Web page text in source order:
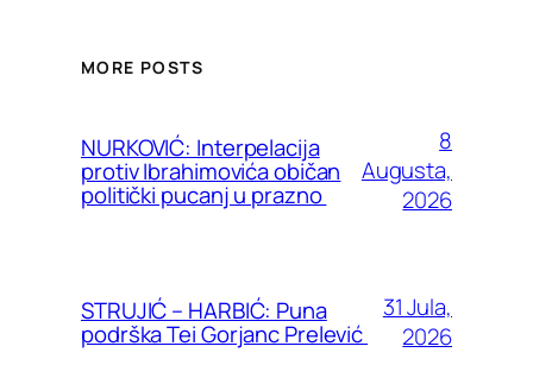
MORE POSTS
NURKOVIĆ: Interpelacija
protiv Ibrahimovića običan
politički pucanj u prazno
8
Augusta,
2026
STRUJIĆ – HARBIĆ: Puna
podrška Tei Gorjanc Prelević
31 Jula,
2026